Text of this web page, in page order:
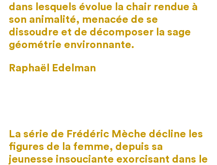
dans lesquels évolue la chair rendue à
son animalité, menacée de se
dissoudre et de décomposer la sage
géométrie environnante.
Raphaël Edelman
La série de Frédéric Mèche décline les
figures de la femme, depuis sa
jeunesse insouciante exorcisant dans le